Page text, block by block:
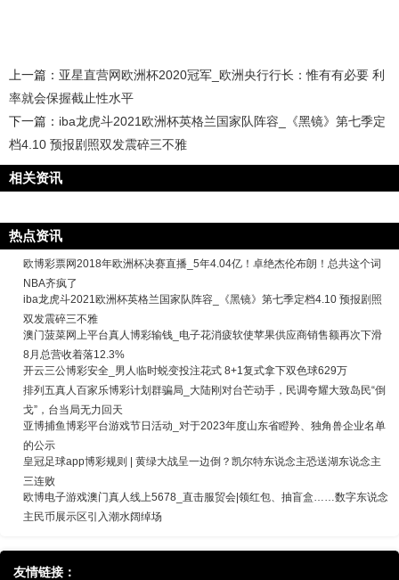
上一篇： 亚星直营网欧洲杯2020冠军_欧洲央行行长：惟有有必要 利
率就会保握截止性水平
下一篇： iba龙虎斗2021欧洲杯英格兰国家队阵容_《黑镜》第七季定
档4.10 预报剧照双发震碎三不雅
相关资讯
热点资讯
欧博彩票网2018年欧洲杯决赛直播_5年4.04亿！卓绝杰伦布朗！总共这个词
NBA齐疯了
iba龙虎斗2021欧洲杯英格兰国家队阵容_《黑镜》第七季定档4.10 预报剧照
双发震碎三不雅
澳门菠菜网上平台真人博彩输钱_电子花消疲软使苹果供应商销售额再次下滑
8月总营收着落12.3%
开云三公博彩安全_男人临时蜕变投注花式 8+1复式拿下双色球629万
排列五真人百家乐博彩计划群骗局_大陆刚对台芒动手，民调夸耀大致岛民“倒
戈”，台当局无力回天
亚博捕鱼博彩平台游戏节日活动_对于2023年度山东省瞪羚、独角兽企业名单
的公示
皇冠足球app博彩规则 | 黄绿大战呈一边倒？凯尔特东说念主恐送湖东说念主
三连败
欧博电子游戏澳门真人线上5678_直击服贸会|领红包、抽盲盒……数字东说念
主民币展示区引入潮水阔绰场
友情链接：